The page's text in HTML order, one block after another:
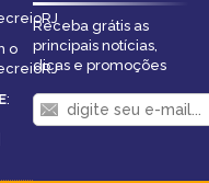
o
:
Receba grátis as
principais notícias,
dicas e promoções